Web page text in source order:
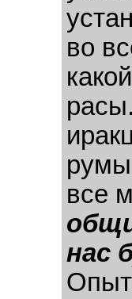
во
все
нас